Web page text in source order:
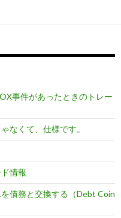
事件があったときのトレー
なくて、仕様です。
情報
債務と交換する（Debt Coin